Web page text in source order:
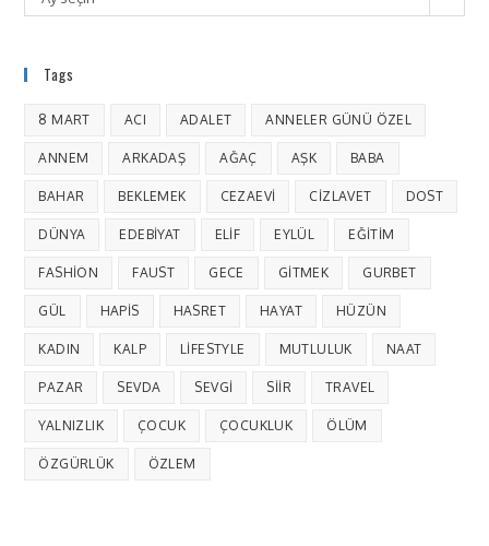
Tags
8 MART ACI ADALET ANNELER GÜNÜ ÖZEL
ANNEM ARKADAŞ AĞAÇ AŞK BABA
BAHAR BEKLEMEK CEZAEVI CIZLAVET DOST
DÜNYA EDEBIYAT ELIF EYLÜL EĞITIM
FASHION FAUST GECE GITMEK GURBET
GÜL HAPIS HASRET HAYAT HÜZÜN
KADIN KALP LIFESTYLE MUTLULUK NAAT
PAZAR SEVDA SEVGI SIIR TRAVEL
YALNIZLIK ÇOCUK ÇOCUKLUK ÖLÜM
ÖZGÜRLÜK ÖZLEM